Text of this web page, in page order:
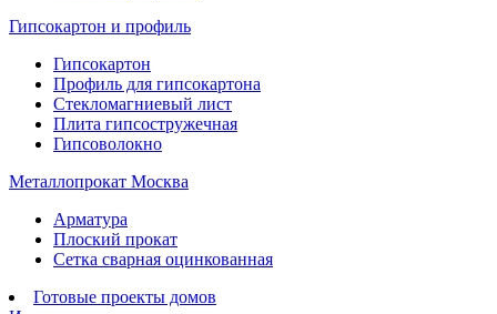
Гипсокартон и профиль
Гипсокартон
Профиль для гипсокартона
Стекломагниевый лист
Плита гипсостружечная
Гипсоволокно
Металлопрокат Москва
Арматура
Плоский прокат
Сетка сварная оцинкованная
Готовые проекты домов